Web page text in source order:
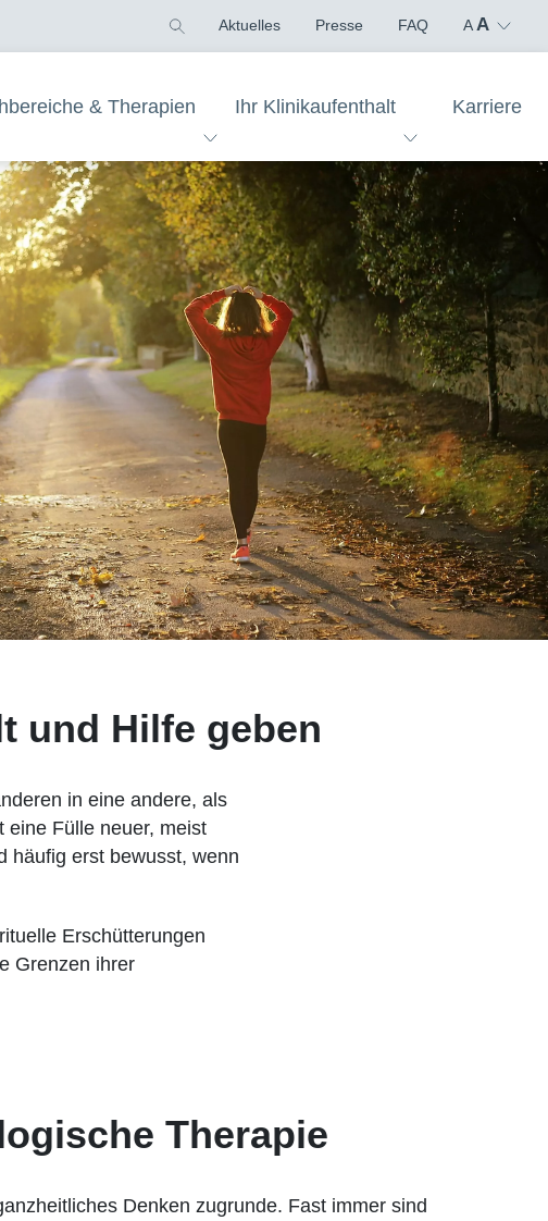
Aktuelles Presse FAQ A A
& Therapien Ihr Klinikaufenthalt Karriere
und Hilfe geben
in eine andere, als
eine Fülle neuer, meist
häufig erst bewusst, wenn
Erschütterungen
Grenzen ihrer
Therapie
Denken zugrunde. Fast immer sind